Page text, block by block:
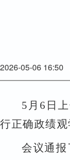
2026-05-06 16:50
5 月 6 日
行正确政绩观
会议通报